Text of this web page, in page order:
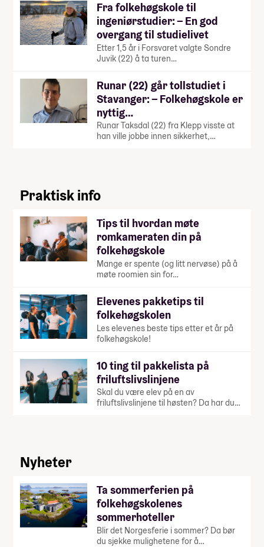
Fra folkehøgskole til
ingeniørstudier: – En god
overgang til studielivet
Etter 1,5 år i Forsvaret valgte Sondre
Juvik (22) å ta turen…
Runar (22) går tollstudiet i
Stavanger: – Folkehøgskole er
nyttig…
Runar Taksdal (22) fra Klepp visste at
han ville jobbe innen sikkerhet,…
Praktisk info
Tips til hvordan møte
romkameraten din på
folkehøgskole
Mange er spente (og litt nervøse) på å
møte roomien sin for…
Elevenes pakketips til
folkehøgskolen
Les elevenes beste tips etter et år på
folkehøgskole!
10 ting til pakkelista på
friluftslivslinjene
Skal du være elev på en av
friluftslivslinjene til høsten? Da har du…
Nyheter
Ta sommerferien på
folkehøgskolenes
sommerhoteller
Blir det Norgesferie i sommer? Da bør
du sjekke mulighetene for å…